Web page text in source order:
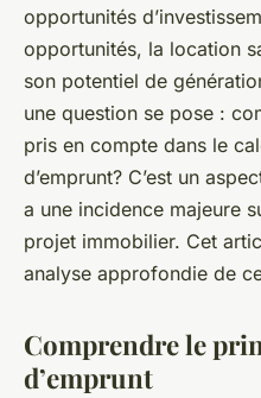
opportunités
opportunités, la location
son potentiel de
une question se pose :
pris en compte dans le
d’emprunt? C’est un
a une incidence majeure
projet immobilier. Cet
analyse approfondie de
Comprendre le
d’emprunt